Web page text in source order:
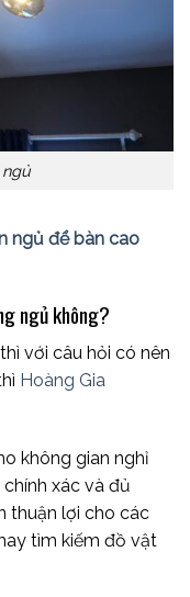
ngủ để bàn cao
ngủ không?
với câu hỏi có nên
Hoàng Gia
không gian nghỉ
xác và đủ
thuận lợi cho các
tìm kiếm đồ vật